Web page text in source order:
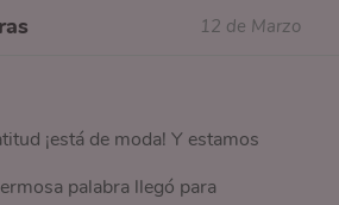
12 de Marzo
¡está de moda! Y estamos
palabra llegó para